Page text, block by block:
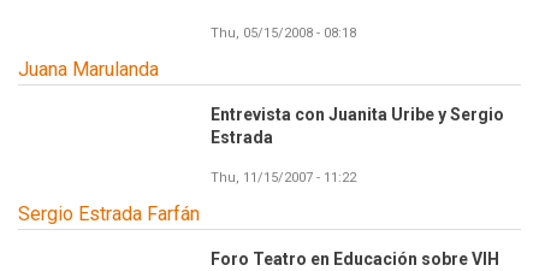
Thu, 05/15/2008 - 08:18
Juana Marulanda
Entrevista con Juanita Uribe y Sergio
Estrada
Thu, 11/15/2007 - 11:22
Sergio Estrada Farfán
Foro Teatro en Educación sobre VIH